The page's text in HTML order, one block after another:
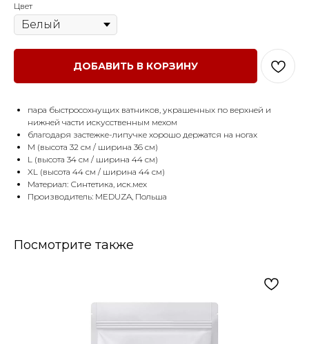
Цвет
ДОБАВИТЬ В КОРЗИНУ
пара быстросохнущих ватников, украшенных по верхней и
нижней части искусственным мехом
благодаря застежке-липучке хорошо держатся на ногах
M (высота 32 см / ширина 36 см)
L (высота 34 см / ширина 44 см)
XL (высота 44 см / ширина 44 см)
Материал: Синтетика, иск.мех
Производитель: MEDUZA, Польша
Посмотрите также